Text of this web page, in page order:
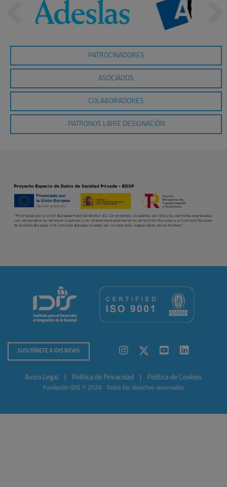
PATROCINADORES
ASOCIADOS
COLABORADORES
PATRONOS LIBRE DESIGNACIÓN
SUSCRÍBETE A IDIS NEWS
Aviso Legal Política de Privacidad Política de Cookies
Fundación IDIS © 2026 · Todos los derechos reservados